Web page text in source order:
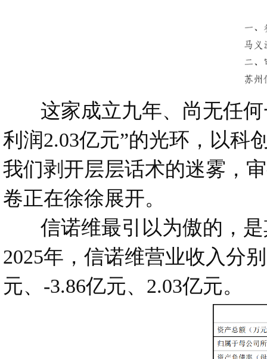
这家成立九年、尚无任何
利润2.03亿元”的光环，以科
我们剥开层层话术的迷雾，
卷正在徐徐展开。
信诺维最引以为傲的，是
2025年，信诺维营业收入分
元、-3.86亿元、2.03亿元。